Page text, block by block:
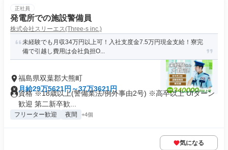
正社員
発電所での施設警備員
株式会社スリーエス(Three-s inc.)
未経験でも月収34万円以上可！入社支度金7.5万円現金支給！寮完
備で引越し費用は会社負担O...
福島県双葉郡大熊町
月給29万5621円～37万3621円
資格 ※18歳以上(警備業法/例外事由2号) ※高卒以上 UIターン
歓迎 第二新卒歓...
フリーター歓迎 夜間 +4個
気になる